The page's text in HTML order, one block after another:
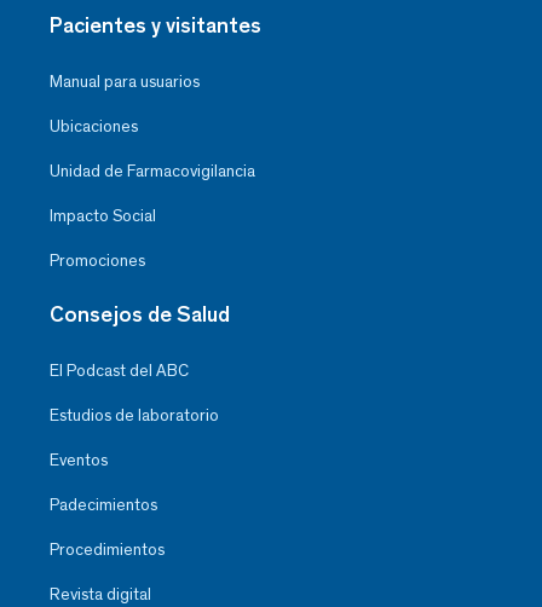
Pacientes y visitantes
Manual para usuarios
Ubicaciones
Unidad de Farmacovigilancia
Impacto Social
Promociones
Consejos de Salud
El Podcast del ABC
Estudios de laboratorio
Eventos
Padecimientos
Procedimientos
Revista digital